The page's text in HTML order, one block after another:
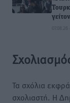
07.08.26
Τα σχόλια
σχολιαστή. Η